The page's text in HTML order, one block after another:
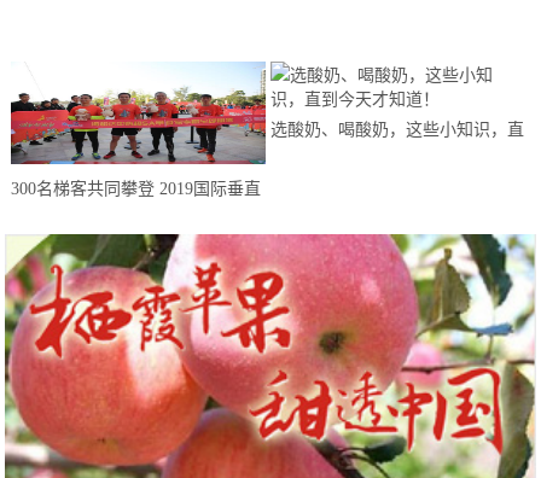
300名梯客共同攀登 2019国际垂直
站欢乐开跑
选酸奶、喝酸奶，这些小知识，直